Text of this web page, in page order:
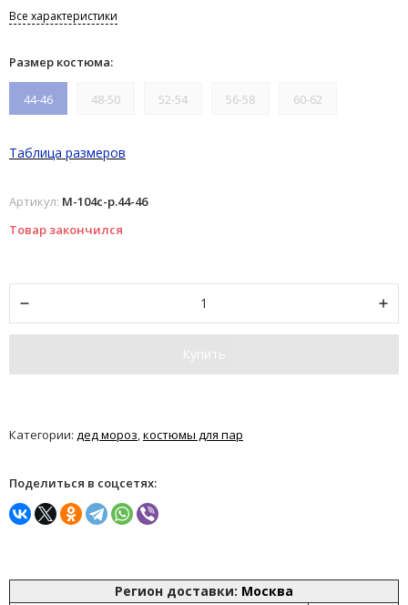
Все характеристики
Размер костюма:
44-46 48-50 52-54 56-58 60-62
Таблица размеров
Артикул: М-104с-р.44-46
Товар закончился
Купить
Категории: дед мороз костюмы для пар
Поделиться в соцсетях:
Регион доставки: Москва